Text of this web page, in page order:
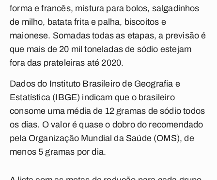
forma e francês, mistura para bolos, salgadinhos
de milho, batata frita e palha, biscoitos e
maionese. Somadas todas as etapas, a previsão é
que mais de 20 mil toneladas de sódio estejam
fora das prateleiras até 2020.
Dados do Instituto Brasileiro de Geografia e
Estatística (IBGE) indicam que o brasileiro
consome uma média de 12 gramas de sódio todos
os dias. O valor é quase o dobro do recomendado
pela Organização Mundial da Saúde (OMS), de
menos 5 gramas por dia.